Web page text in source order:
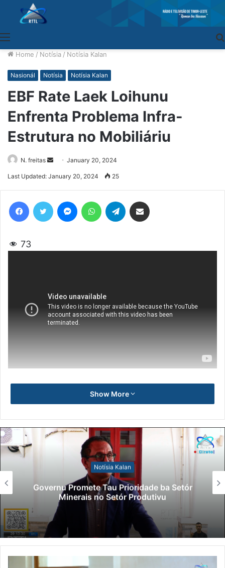
Home / Notísia / Notísia Kalan
Nasionál Notísia Notísia Kalan
EBF Rate Laek Loihunu
Enfrenta Problema Infra-
Estrutura no Mobiliáriu
N. freitas
SendJanuary 20, 2024
Last Updated: January 20, 2024 25
73
Show More
Notísia Kalan
Governu Promete Tau Prioridade ba Setór
Minerais no Setór Produtivu